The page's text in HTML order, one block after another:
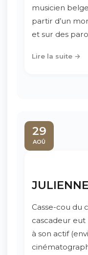
musicien
partir d’un
et sur des
Lire la suite →
29
AOÛ
Casse-cou du
cascadeur eut
à son actif